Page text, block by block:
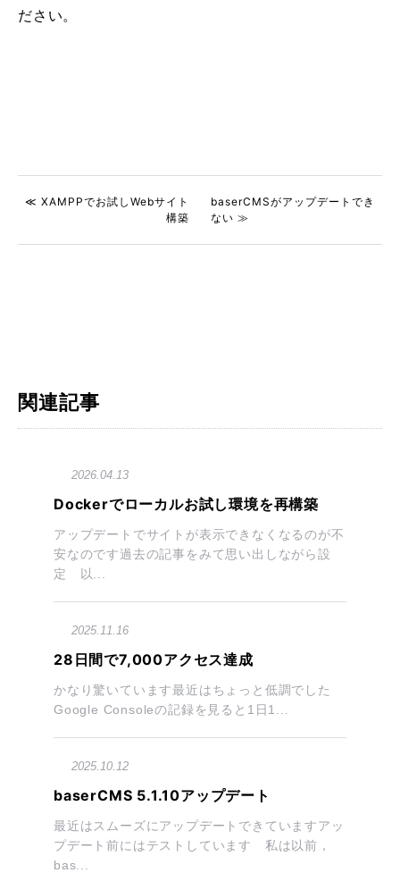
ださい。
≪ XAMPPでお試しWebサイト
構築
baserCMSがアップデートでき
ない ≫
関連記事
2026.04.13
Dockerでローカルお試し環境を再構築
アップデートでサイトが表示できなくなるのが不
安なのです過去の記事をみて思い出しながら設
定 以...
2025.11.16
28日間で7,000アクセス達成
かなり驚いています最近はちょっと低調でした
Google Consoleの記録を見ると1日1...
2025.10.12
baserCMS 5.1.10アップデート
最近はスムーズにアップデートできていますアッ
プデート前にはテストしています 私は以前，
bas...